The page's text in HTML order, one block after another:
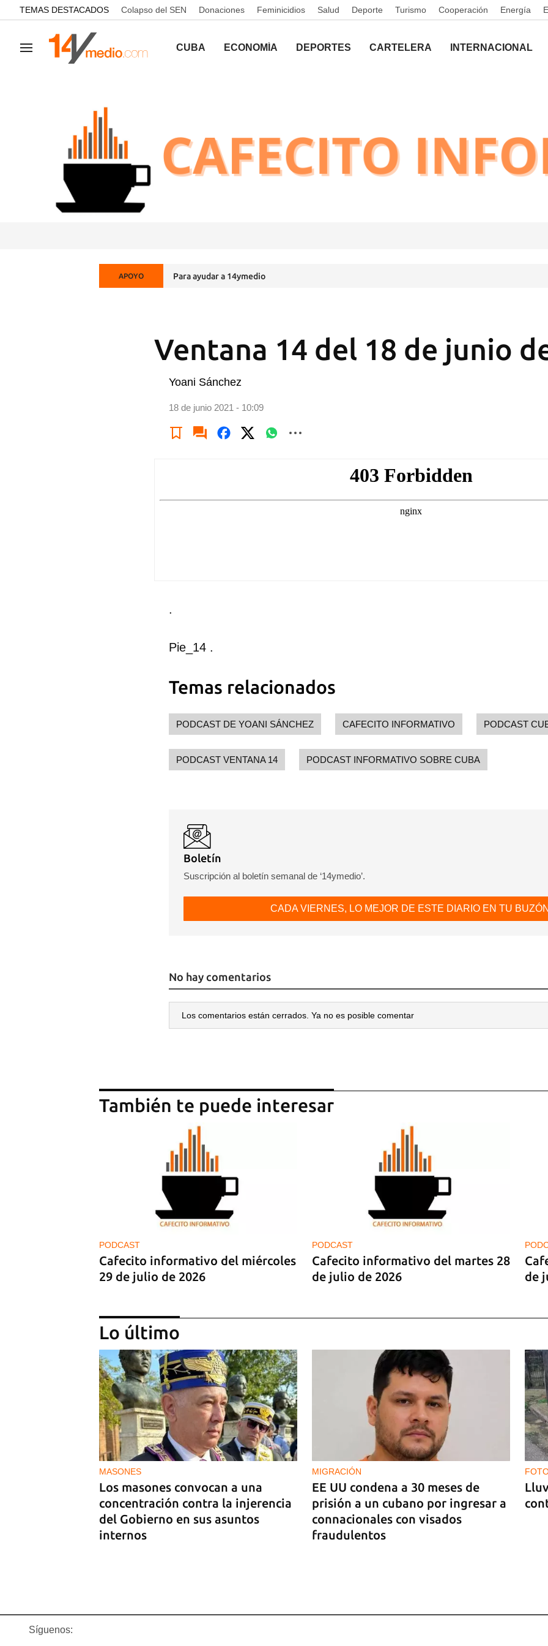
common.go-to-content
TEMAS DESTACADOS Colapso del SEN Donaciones Feminicidios Salud Deporte Turismo Cooperación Energía
Navegación CUBA ECONOMÍA DEPORTES CARTELERA INTERNACIONAL
APOYO Para ayudar a 14ymedio
Ventana 14 del 18 de junio
Yoani Sánchez
18 de junio 2021 - 10:09
Para poder guardar como favorito, primero has de iniciar sesión
.
Pie_14 .
Temas relacionados
PODCAST DE YOANI SÁNCHEZ CAFECITO INFORMATIVO PODCAST
PODCAST VENTANA 14 PODCAST INFORMATIVO SOBRE CUBA
Boletín
Suscripción al boletín semanal de ‘14ymedio’.
CADA VIERNES, LO MEJOR DE ESTE DIARIO EN TU
No hay comentarios
Los comentarios están cerrados. Ya no es posible comentar
También te puede interesar
PODCAST
Cafecito informativo del miércoles
29 de julio de 2026
PODCAST
Cafecito informativo del martes 28
de julio de 2026
de
PODCAST
Cafecito informativo del viernes
24 de julio de 2026
Lo último
MASONES
Los masones convocan a una
concentración contra la injerencia
del Gobierno en sus asuntos
internos
MIGRACIÓN
EE UU condena a 30 meses de
prisión a un cubano por ingresar a
connacionales con visados
fraudulentos
Síguenos: